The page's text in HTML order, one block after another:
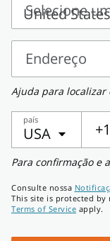
sobrenome
Selecione
Selecione
um
país
Endereço
Endereço
Ajuda para localizar
país
USA +1
Celular
Para confirmação e
Consulte nossa
This site is protected by
Terms of Service apply.